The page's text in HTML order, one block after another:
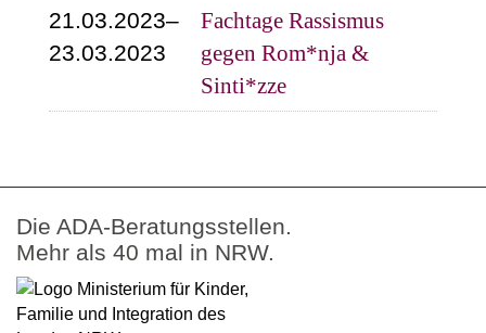
21.03.2023–
23.03.2023
Fachtage Rassismus
gegen Rom*nja &
Sinti*zze
Die ADA-Beratungsstellen.
Mehr als 40 mal in NRW.